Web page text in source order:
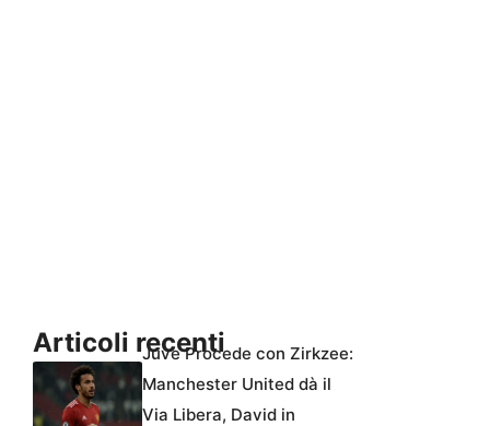
Articoli recentiJuve Procede con Zirkzee:
Manchester United dà il
Via Libera, David in